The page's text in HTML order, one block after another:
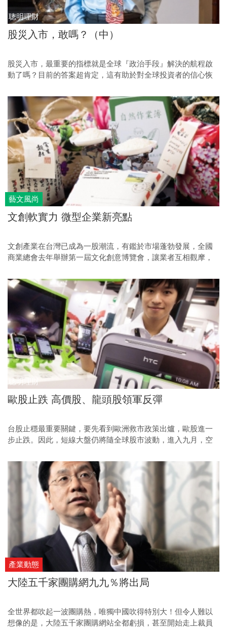
聰明理財
股災入市，敢嗎？（中）
股災入市，最重要的指標就是全球『政治手段』解決的航程啟
動了嗎？目前的答案超肯定，這有助於對全球投資者的信心恢
藝文風尚
文創軟實力 微型企業新亮點
文創產業在台灣已成為一股潮流，有鑑於市場蓬勃發展，全國
商業總會去年舉辦第一屆文化創意博覽會，讓業者互相觀摩，
刊先帶讀者一窺本次展覽精華。
聰明理財
歐股止跌 高價股、龍頭股領軍反彈
台股止穩最重要關鍵，要先看到歐洲救市政策出爐，歐股進一
步止跌。因此，短線大盤仍將隨全球股市波動，進入九月，空
股及各產業龍頭股介入，勝率較高。
產業動態
大陸五千家團購網九九％將出局
全世界都吹起一波團購熱，唯獨中國吹得特別大！但令人難以
想像的是，大陸五千家團購網站全都虧損，甚至開始走上裁員